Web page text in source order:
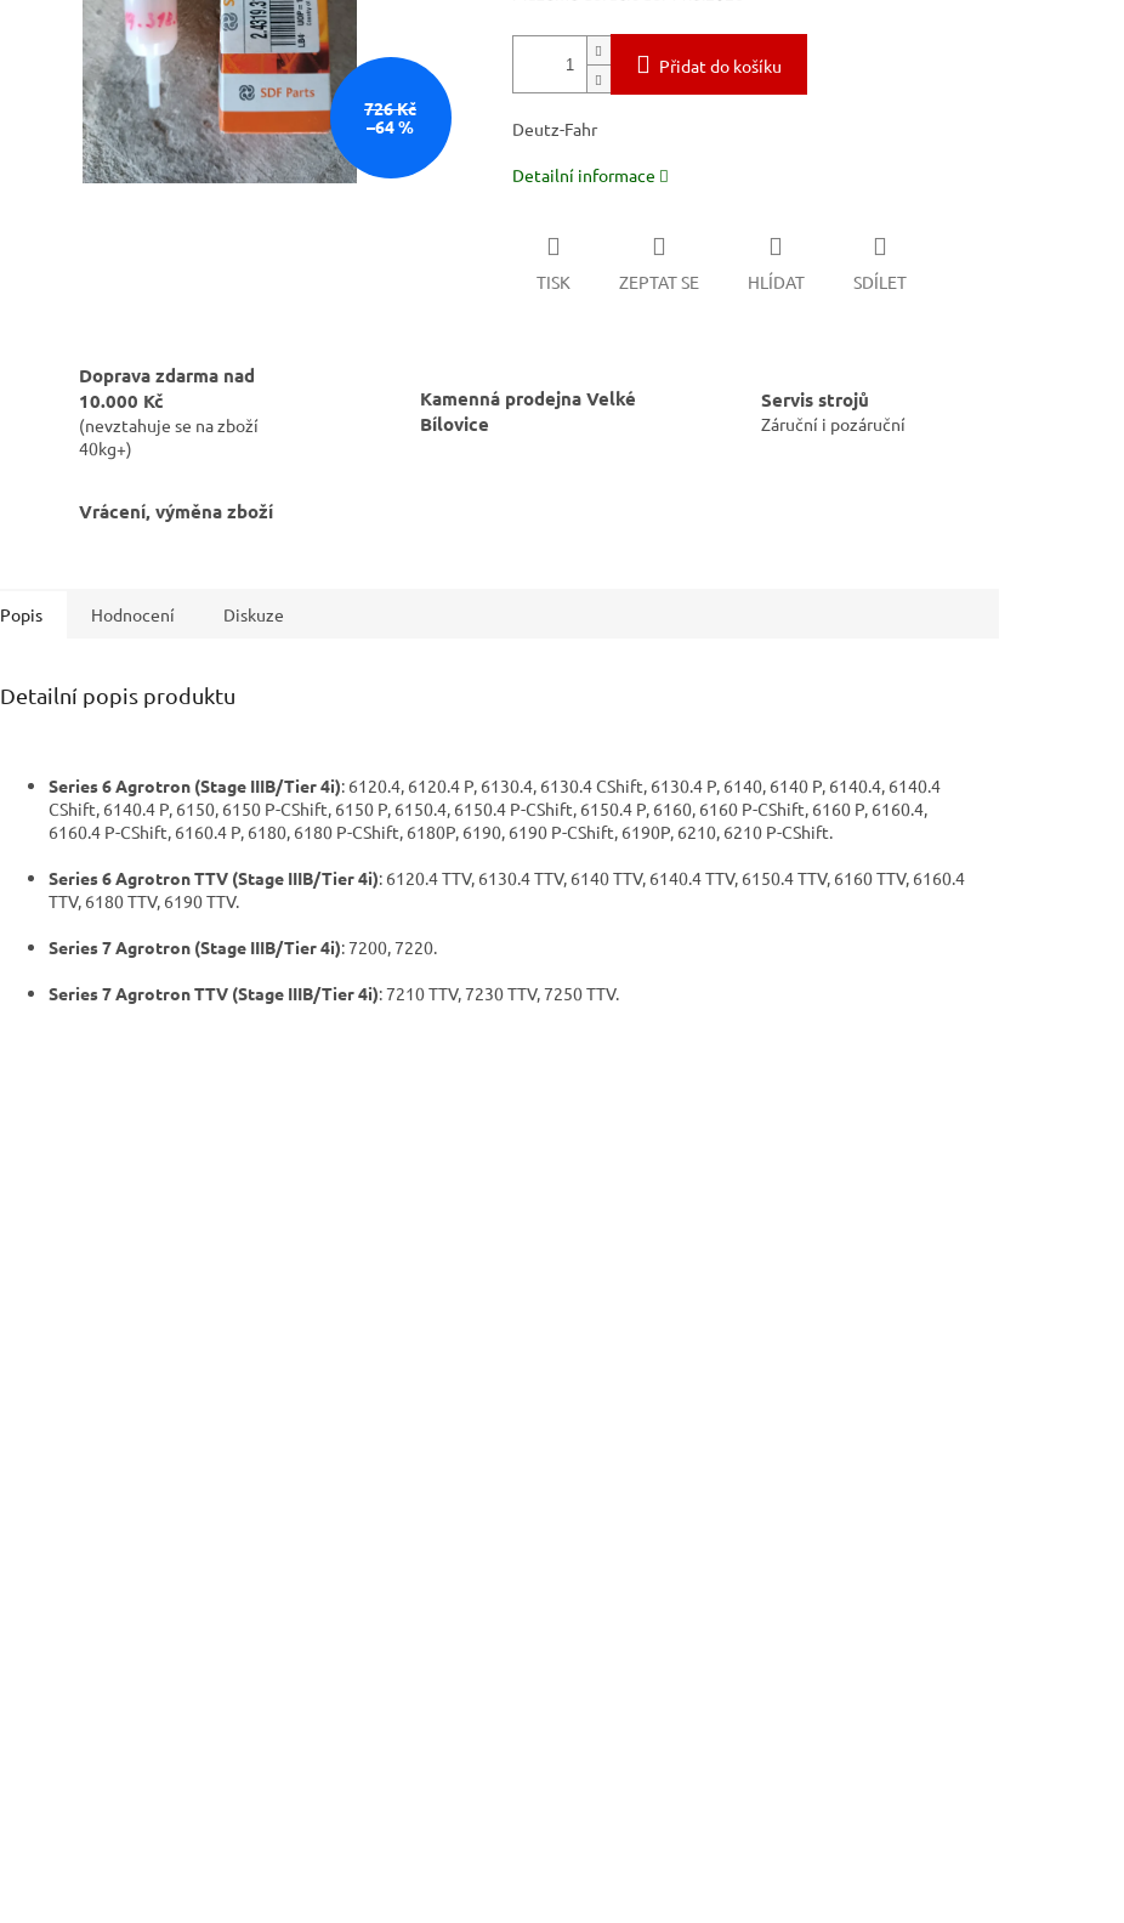
726 Kč
–64 %
Přidat do košíku
Deutz-Fahr
Detailní informace
TISK ZEPTAT SE HLÍDAT SDÍLET
Doprava zdarma nad
10.000 Kč
(nevztahuje se na zboží
40kg+)
Kamenná prodejna Velké
Bílovice
Servis strojů
Záruční i pozáruční
Vrácení, výměna zboží
Popis Hodnocení Diskuze
Detailní popis produktu
Series 6 Agrotron (Stage IIIB/Tier 4i): 6120.4, 6120.4 P, 6130.4, 6130.4 CShift, 6130.4 P, 6140, 6140 P, 6140.4, 6140.4
CShift, 6140.4 P, 6150, 6150 P-CShift, 6150 P, 6150.4, 6150.4 P-CShift, 6150.4 P, 6160, 6160 P-CShift, 6160 P, 6160.4,
6160.4 P-CShift, 6160.4 P, 6180, 6180 P-CShift, 6180P, 6190, 6190 P-CShift, 6190P, 6210, 6210 P-CShift.
Series 6 Agrotron TTV (Stage IIIB/Tier 4i): 6120.4 TTV, 6130.4 TTV, 6140 TTV, 6140.4 TTV, 6150.4 TTV, 6160 TTV, 6160.4
TTV, 6180 TTV, 6190 TTV.
Series 7 Agrotron (Stage IIIB/Tier 4i): 7200, 7220.
Series 7 Agrotron TTV (Stage IIIB/Tier 4i): 7210 TTV, 7230 TTV, 7250 TTV.